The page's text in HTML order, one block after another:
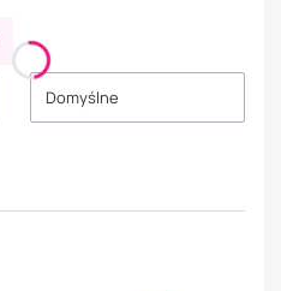
Domyślne